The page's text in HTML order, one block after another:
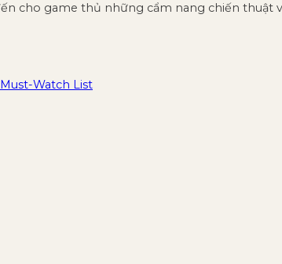
cho game thủ những cẩm nang chiến thuật
Watch List